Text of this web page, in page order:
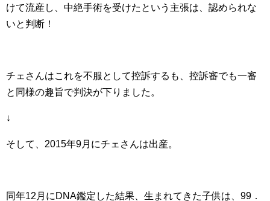
けて流産し、中絶手術を受けたという主張は、認められな
いと判断！
チェさんはこれを不服として控訴するも、控訴審でも一審
と同様の趣旨で判決が下りました。
↓
そして、2015年9月にチェさんは出産。
同年12月にDNA鑑定した結果、生まれてきた子供は、99．